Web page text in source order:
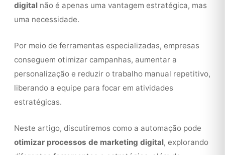
digital não é apenas uma vantagem estratégica, mas
uma necessidade.
Por meio de ferramentas especializadas, empresas
conseguem otimizar campanhas, aumentar a
personalização e reduzir o trabalho manual repetitivo,
liberando a equipe para focar em atividades
estratégicas.
Neste artigo, discutiremos como a automação pode
otimizar processos de marketing digital, explorando